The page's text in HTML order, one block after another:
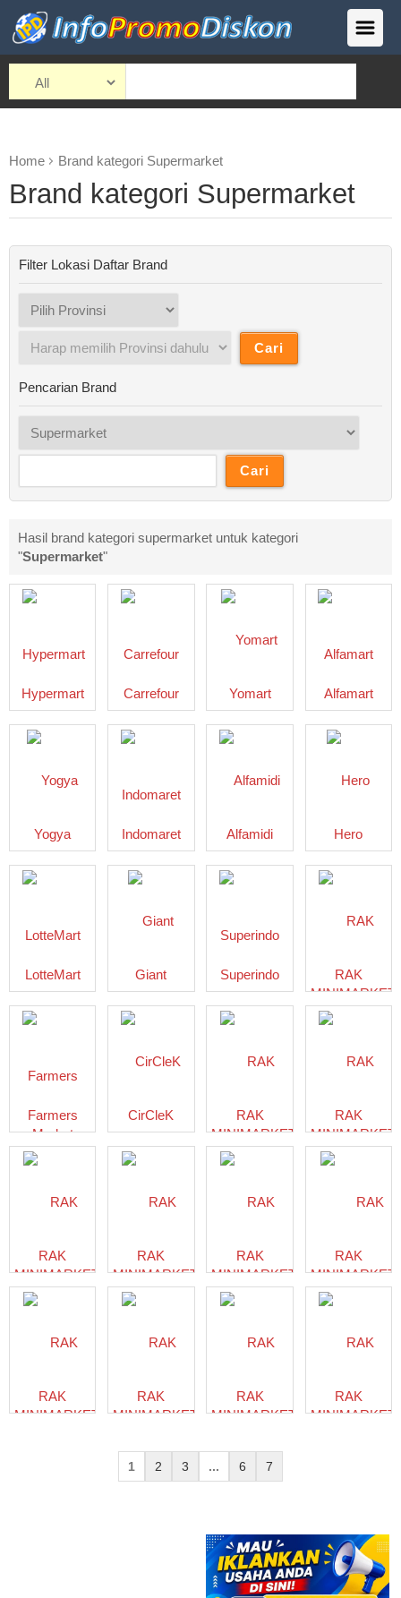
Home Brand kategori Supermarket
Brand kategori Supermarket
Filter Lokasi Daftar Brand
Pencarian Brand
Hasil brand kategori supermarket untuk kategori
"Supermarket"
Hypermart Carrefour Yomart Alfamart
Yogya Indomaret Alfamidi Hero
LotteMart Giant Superindo
RAK
MINIMARKET
BATURAJA
Farmers
Market
CirCleK
RAK
MINIMARKET
LAMPUNG
RAK
MINIMARKET
KOTA
RAK
MINIMARKET
LAMPUNG
RAK
MINIMARKET
LAMPUNG
RAK
MINIMARKET
MARTAPURA
RAK
MINIMARKET
KOTA
RAK
MINIMARKET
RAK
MINIMARKET
RAK
MINIMARKET
RAK
MINIMARKET
1 2 3 ... 6 7